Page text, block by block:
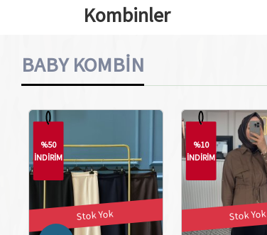
Kombinler
BABY KOMBİN
%50
İNDİRİM
Stok Yok
%10
İNDİRİM
Stok Yok